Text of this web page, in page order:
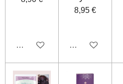
Désactivé
8,95 €
Désactivé